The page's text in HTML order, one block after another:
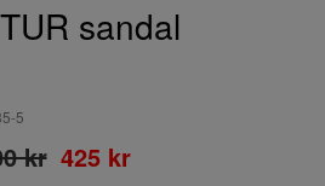
sandal
5
kr 425 kr